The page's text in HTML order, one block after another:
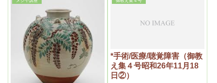
*手術/医療/聴覚障害（御教
え集４号昭和26年11月18
日②）